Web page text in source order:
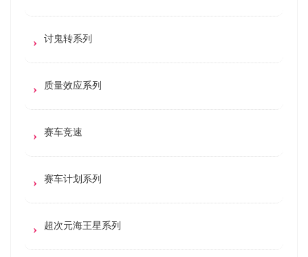
讨鬼转系列
质量效应系列
赛车竞速
赛车计划系列
超次元海王星系列